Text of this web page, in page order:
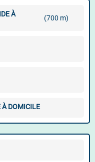
À
(700 m)
À DOMICILE